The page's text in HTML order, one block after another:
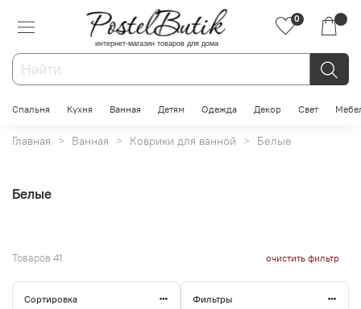
интернет-магазин товаров для дома
0
Спальня Кухня Ванная Детям Одежда Декор Свет
Главная Ванная Коврики для ванной Белые
Белые
Товаров 41 очистить фильтр
Сортировка Фильтры